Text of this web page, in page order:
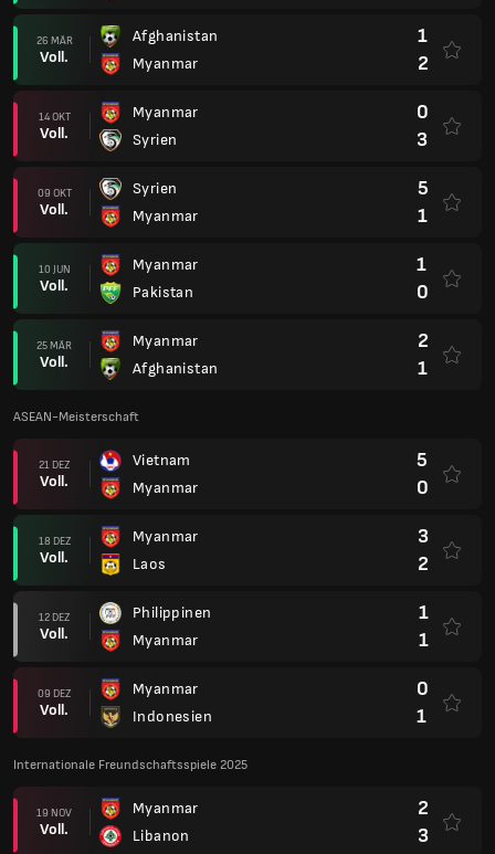
26 MÄR
Voll.
Afghanistan
Myanmar
1
2
14 OKT
Voll.
Myanmar
Syrien
0
3
09 OKT
Voll.
Syrien
Myanmar
5
1
10 JUN
Voll.
Myanmar
Pakistan
1
0
25 MÄR
Voll.
Myanmar
Afghanistan
2
1
ASEAN-Meisterschaft
21 DEZ
Voll.
Vietnam
Myanmar
5
0
18 DEZ
Voll.
Myanmar
Laos
3
2
12 DEZ
Voll.
Philippinen
Myanmar
1
1
09 DEZ
Voll.
Myanmar
Indonesien
0
1
Internationale Freundschaftsspiele 2025
19 NOV
Voll.
Myanmar
Libanon
2
3